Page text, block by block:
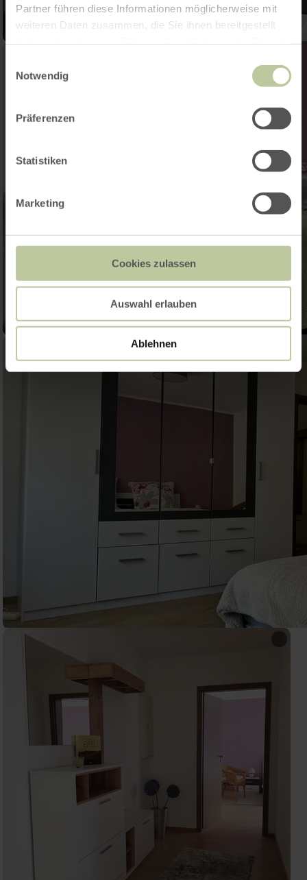
Partner führen diese Informationen möglicherweise mit
weiteren Daten zusammen, die Sie ihnen bereitgestellt
Notwendig
Präferenzen
Statistiken
Marketing
Cookies zulassen
Auswahl erlauben
Ablehnen